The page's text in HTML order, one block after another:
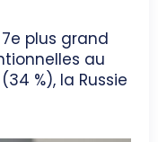
7e plus grand
au
%), la Russie